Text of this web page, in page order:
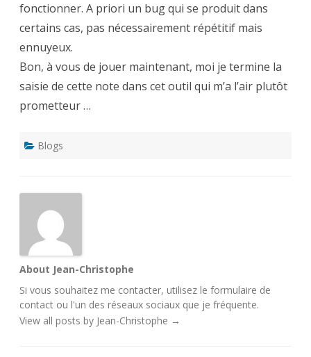
fonctionner. A priori un bug qui se produit dans
certains cas, pas nécessairement répétitif mais
ennuyeux.
Bon, à vous de jouer maintenant, moi je termine la
saisie de cette note dans cet outil qui m’a l’air plutôt
prometteur …
Blogs
About Jean-Christophe
Si vous souhaitez me contacter, utilisez le formulaire de
contact ou l'un des réseaux sociaux que je fréquente.
View all posts by Jean-Christophe →